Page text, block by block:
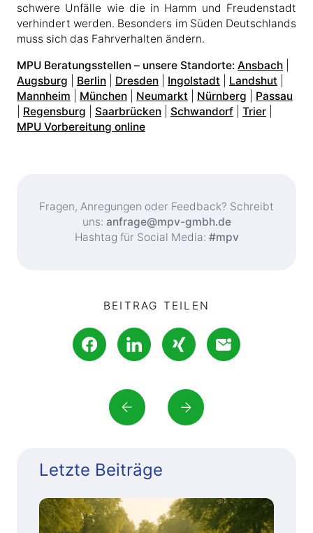
schwere Unfälle wie die in Hamm und Freudenstadt
verhindert werden. Besonders im Süden Deutschlands
muss sich das Fahrverhalten ändern.
MPU Beratungsstellen – unsere Standorte: Ansbach
Augsburg
Berlin Dresden Ingolstadt Landshut
Mannheim
München Neumarkt Nürnberg
Passau
Regensburg Saarbrücken Schwandorf Trier
MPU Vorbereitung online
Fragen, Anregungen oder Feedback? Schreibt
uns: anfrage@mpv-gmbh.de
Hashtag für Social Media: #mpv
BEITRAG TEILEN
Letzte Beiträge